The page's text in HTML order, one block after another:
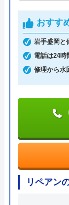
埼玉県内の
い地域をカ
も受けてい
中無休です。
トイレトラ
が1,100円〜
り、比較的安
見積もりや点
もアピールポ
おすす
岩手盛岡と
電話は24時
修理から水
リペアン